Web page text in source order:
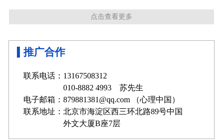
点击查看更多
推广合作
联系电话：13167508312
010-8882 4993 苏先生
电子邮箱：879881381@qq.com （心理中国）
联系地址：北京市海淀区西三环北路89号中国
外文大厦B座7层